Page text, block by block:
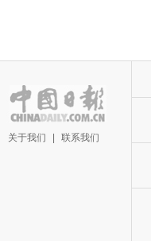
关于我们 联系我们